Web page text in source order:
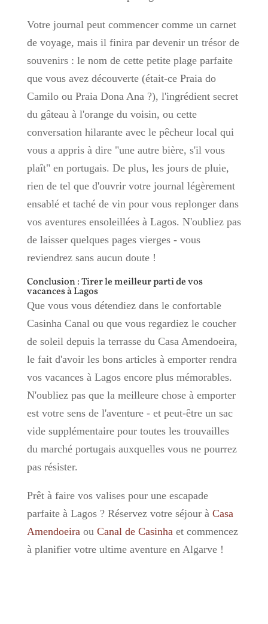
Votre journal peut commencer comme un carnet
de voyage, mais il finira par devenir un trésor de
souvenirs : le nom de cette petite plage parfaite
que vous avez découverte (était-ce Praia do
Camilo ou Praia Dona Ana ?), l'ingrédient secret
du gâteau à l'orange du voisin, ou cette
conversation hilarante avec le pêcheur local qui
vous a appris à dire "une autre bière, s'il vous
plaît" en portugais. De plus, les jours de pluie,
rien de tel que d'ouvrir votre journal légèrement
ensablé et taché de vin pour vous replonger dans
vos aventures ensoleillées à Lagos. N'oubliez pas
de laisser quelques pages vierges - vous
reviendrez sans aucun doute !
Conclusion : Tirer le meilleur parti de vos
vacances à Lagos
Que vous vous détendiez dans le confortable
Casinha Canal ou que vous regardiez le coucher
de soleil depuis la terrasse du Casa Amendoeira,
le fait d'avoir les bons articles à emporter rendra
vos vacances à Lagos encore plus mémorables.
N'oubliez pas que la meilleure chose à emporter
est votre sens de l'aventure - et peut-être un sac
vide supplémentaire pour toutes les trouvailles
du marché portugais auxquelles vous ne pourrez
pas résister.
Prêt à faire vos valises pour une escapade
parfaite à Lagos ? Réservez votre séjour à Casa
Amendoeira ou Canal de Casinha et commencez
à planifier votre ultime aventure en Algarve !